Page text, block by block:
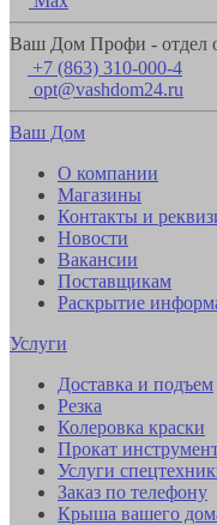
Ваш Дом Профи - отдел
+7 (863) 310-000-4
opt@vashdom24.ru
Ваш Дом
О компании
Магазины
Контакты и
Новости
Вакансии
Поставщикам
Раскрытие
Услуги
Доставка и подъем
Резка
Колеровка краски
Прокат
Услуги
Заказ по телефону
Крыша вашего